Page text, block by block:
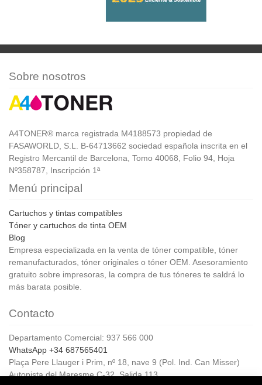
Sobre nosotros
A4TONER® marca registrada M4188573 propiedad de
FASAWORLD, S.L. B-64713662 sociedad española inscrita en el
Registro Mercantil de Barcelona, Tomo 40068, Folio 94, Hoja
Nº358787, Inscripción 1ª
Menú principal
Cartuchos y tintas compatibles
Tóner y cartuchos de tinta OEM
Blog
Empresa especializada en la venta de tóner compatible, tóner
remanufacturados, tóner originales o tóner OEM. Asesoramiento
gratuito sobre impresoras, la compra de tus tóneres te saldrá lo
más barata posible.
Contacto
Departamento Comercial: 937 566 000
WhatsApp +34 687565401
Plaça Pere Llauger i Prim, nº 18, nave 9 (Pol. Ind. Can Misser)
Autopista del Maresme C-32, Salida 113